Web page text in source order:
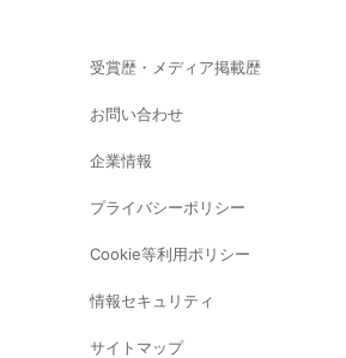
受賞歴・メディア掲載歴
お問い合わせ
企業情報
プライバシーポリシー
Cookie等利用ポリシー
情報セキュリティ
サイトマップ